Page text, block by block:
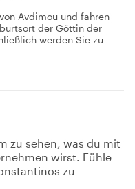
Avdimou und fahren
der Göttin der
werden Sie zu
zu sehen, was du mit
wirst. Fühle
zu